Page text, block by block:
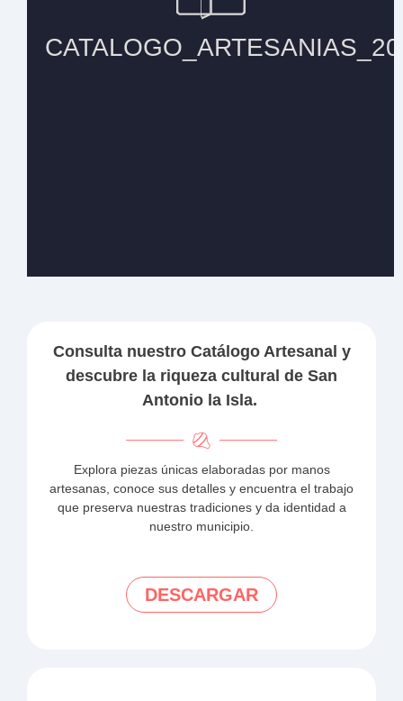
Consulta nuestro Catálogo Artesanal y
descubre la riqueza cultural de San
Antonio la Isla.
Explora piezas únicas elaboradas por manos
artesanas, conoce sus detalles y encuentra el trabajo
que preserva nuestras tradiciones y da identidad a
nuestro municipio.
DESCARGAR